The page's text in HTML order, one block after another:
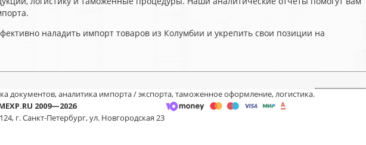
наладить импорт товаров из Колумбии и укрепить свои позиции на
документов, аналитика импорта / экспорта, таможенное оформление, логистика.
2009—2026
г. Санкт-Петербург,ул. Новгородская 23